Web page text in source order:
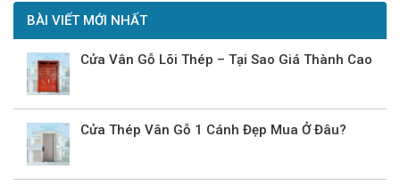
BÀI VIẾT MỚI NHẤT
Cửa Vân Gỗ Lõi Thép – Tại Sao Giá Thành Cao
Cửa Thép Vân Gỗ 1 Cánh Đẹp Mua Ở Đâu?